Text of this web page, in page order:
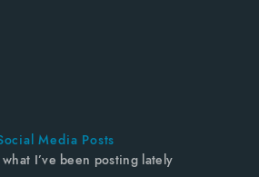
Media Posts
I’ve been posting lately